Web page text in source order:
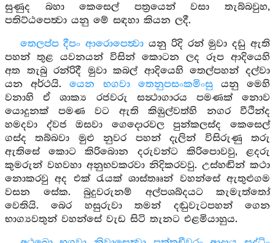
සුණුද බහා කෙසෙල් පත්‍රයෙන් වසා තැබ්බවුහ,
පතිට්ඨපෙත්‍වා යනු මේ සඳහා කියන ලදී.
තෙලප්ප දීපං ආරොපෙත්‍වා යනු රිදි රන් මුවා දඩු ඇති
පහන් තුළ යවනයන් විසින් කොටන ලද රූප ආදියෙහි
අත තැබු රන්රිදී මුවා කබල් ආදියෙහි තෙල්පහන් දල්වා
යන අර්ථයි.යෙන භගවා තෙනුපසංකමිංසුයනු මෙහි
වනාහි ඒ ශාක්‍ය රජවරු සන්‍ථාගාරය පමණක් නොව
යොදුනක් පමණ වට ඇති කිඹුල්වත්හි නගර වීථින්ද
හමදවා ද්වජ ඔසවා ගෙදොරවල පුන්කලස්ද කෙසෙල්
ගස්ද තබ්බවා මුළු නුවර පහන් දැලින් විසිරුණු තරු
ඇතිසේ කොට කිරිබොන දරුවන්ට කිරිපොවවු, ළදරු
කුමරුන් වහවහා අනුභවකරවා නිදිකරවවු. උස්හඬින් කථා
නොකරවු අද එක් රැයක් ශාස්තෘෘන් වහන්සේ ඇතුළුගම
වසන සේක. බුදුවරුනම් අල්පශබ්දයට කැමැත්තෝ
වෙතියි. බෙර හසුරුවා තමන් දඬුවැටපහන් ගෙන
භාග්‍යවතුන් වහන්සේ වැඩ සිටි තැනට එළමියාහුය.